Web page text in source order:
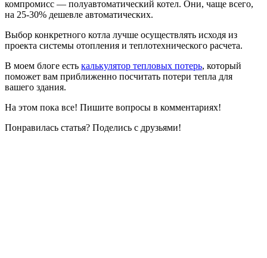
компромисс — полуавтоматический котел. Они, чаще всего,
на 25-30% дешевле автоматических.
Выбор конкретного котла лучше осуществлять исходя из
проекта системы отопления и теплотехнического расчета.
В моем блоге есть калькулятор тепловых потерь, который
поможет вам приближенно посчитать потери тепла для
вашего здания.
На этом пока все! Пишите вопросы в комментариях!
Понравилась статья? Поделись с друзьями!